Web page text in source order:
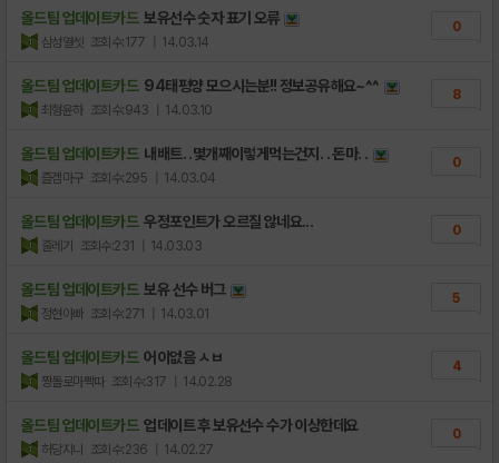
올드팀 업데이트카드 보유선수 숫자 표기 오류
삼성열셋 조회수:177 | 14.03.14
0
올드팀 업데이트카드 94태평양 모으시는분!! 정보공유해요~^^
최형윤하 조회수:943 | 14.03.10
8
올드팀 업데이트카드 내배트. .몇개째이렇게먹는건지. . 돈마. .
즐겜마구 조회수:295 | 14.03.04
0
올드팀 업데이트카드 우정포인트가 오르질 않네요...
줄레기 조회수:231 | 14.03.03
0
올드팀 업데이트카드 보유 선수 버그
정현아빠 조회수:271 | 14.03.01
5
올드팀 업데이트카드 어이없음 ㅅㅂ
짱돌로마빡따 조회수:317 | 14.02.28
4
올드팀 업데이트카드 업데이트 후 보유선수 수가 이상한데요
허당지니 조회수:236 | 14.02.27
0